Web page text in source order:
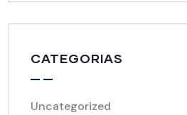
CATEGORIAS
Uncategorized